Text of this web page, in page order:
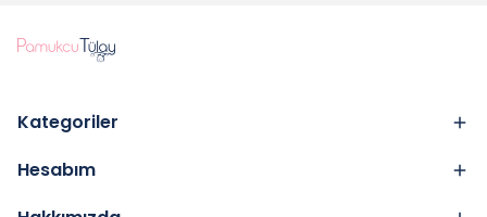
Kategoriler
Hesabım